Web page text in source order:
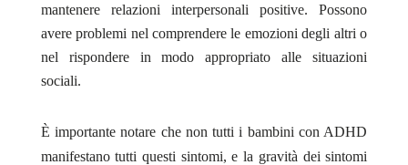
mantenere relazioni interpersonali positive. Possono
avere problemi nel comprendere le emozioni degli altri o
nel rispondere in modo appropriato alle situazioni
sociali.
È importante notare che non tutti i bambini con ADHD
manifestano tutti questi sintomi, e la gravità dei sintomi